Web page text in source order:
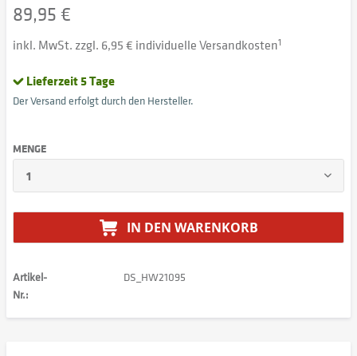
89,95 €
inkl. MwSt. zzgl. 6,95 € individuelle Versandkosten1
Lieferzeit 5 Tage
Der Versand erfolgt durch den Hersteller.
MENGE
IN DEN WARENKORB
Artikel-
Nr.:
DS_HW21095